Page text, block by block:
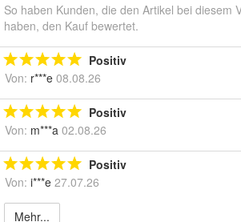
So haben Kunden, die den Artikel bei diesem
haben, den Kauf bewertet.
Positiv
Von: r***e 08.08.26
Positiv
Von: m***a 02.08.26
Positiv
Von: i***e 27.07.26
Mehr...